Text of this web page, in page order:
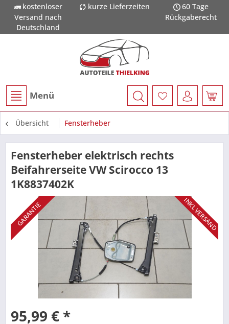
kostenloser
Versand nach
Deutschland
kurze Lieferzeiten
60 Tage
Rückgaberecht
Menü
Übersicht Fensterheber
Fensterheber elektrisch rechts
Beifahrerseite VW Scirocco 13
1K8837402K
GARANTIE INKL VERSAND
95,99 € *